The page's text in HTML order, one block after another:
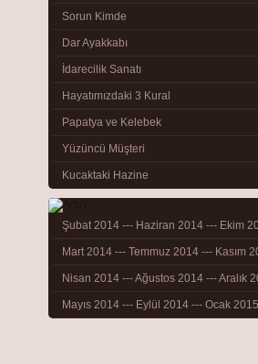
Görüntüle
Sorun Kimde
Dar Ayakkabı
İdarecilik Sanatı
Hayatımızdaki 3 Kural
Papatya ve Kelebek
Yüzüncü Müşteri
Kucaktaki Hazine
Şubat 2014 --- Haziran 2014 --- Ekim
Mart 2014 --- Temmuz 2014 --- Kasım
Nisan 2014 --- Ağustos 2014 --- Aralık
Mayıs 2014 --- Eylül 2014 --- Ocak 2015